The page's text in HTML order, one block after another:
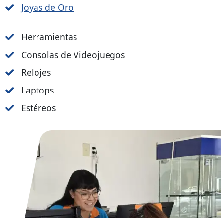
Joyas de Oro
Herramientas
Consolas de Videojuegos
Relojes
Laptops
Estéreos